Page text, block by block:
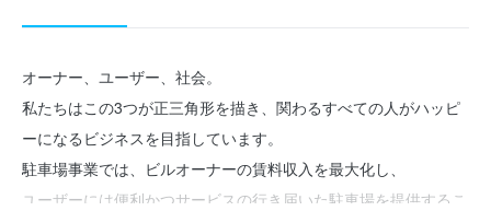
オーナー、ユーザー、社会。
私たちはこの3つが正三角形を描き、関わるすべての人がハッピ
ーになるビジネスを目指しています。
駐車場事業では、ビルオーナーの賃料収入を最大化し、
ユーザーには便利かつサービスの行き届いた駐車場を提供するこ